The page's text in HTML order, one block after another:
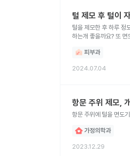
털 제모 후 털이
털을 제모한 후 하루 정
하는개 좋을까요? 또 면
피부과
2024.07.04
항문 주위 제모,
항문 주위에 털을 면도
가정의학과
2023.12.29